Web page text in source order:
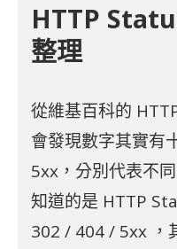
HTTP
整理
從維基百科的
會發現數字其實有
5xx，分別代表不
知道的是 HTTP
302 / 404 / 5xx ，